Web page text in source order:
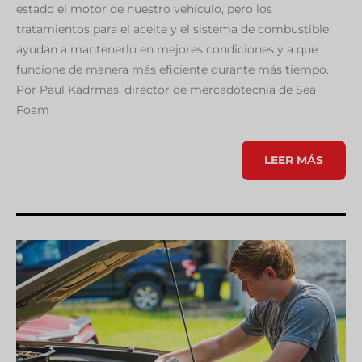
estado el motor de nuestro vehículo, pero los
tratamientos para el aceite y el sistema de combustible
ayudan a mantenerlo en mejores condiciones y a que
funcione de manera más eficiente durante más tiempo.
Por Paul Kadrmas, director de mercadotecnia de Sea
Foam
PREPARA
VEHÍCULO
VERIFICACIÓN
LEER MÁS